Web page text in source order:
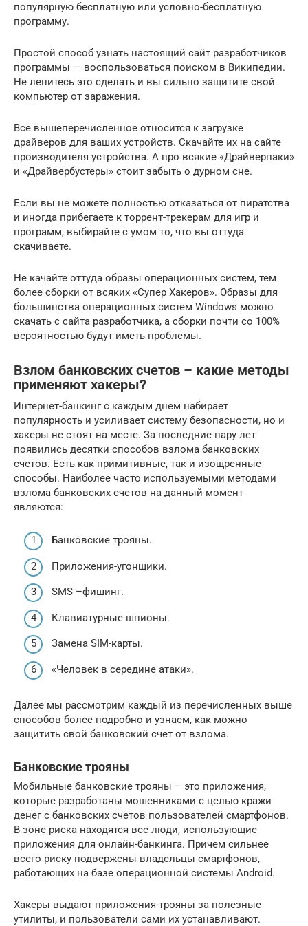
популярную бесплатную или условно-бесплатную
программу.
Простой способ узнать настоящий сайт разработчиков
программы — воспользоваться поиском в Википедии.
Не ленитесь это сделать и вы сильно защитите свой
компьютер от заражения.
Все вышеперечисленное относится к загрузке
драйверов для ваших устройств. Скачайте их на сайте
производителя устройства. А про всякие «Драйверпаки»
и «Драйвербустеры» стоит забыть о дурном сне.
Если вы не можете полностью отказаться от пиратства
и иногда прибегаете к торрент-трекерам для игр и
программ, выбирайте с умом то, что вы оттуда
скачиваете.
Не качайте оттуда образы операционных систем, тем
более сборки от всяких «Супер Хакеров». Образы для
большинства операционных систем Windows можно
скачать с сайта разработчика, а сборки почти со 100%
вероятностью будут иметь проблемы.
Взлом банковских счетов – какие методы
применяют хакеры?
Интернет-банкинг с каждым днем набирает
популярность и усиливает систему безопасности, но и
хакеры не стоят на месте. За последние пару лет
появились десятки способов взлома банковских
счетов. Есть как примитивные, так и изощренные
способы. Наиболее часто используемыми методами
взлома банковских счетов на данный момент
являются:
Банковские трояны.
Приложения-угонщики.
SMS –фишинг.
Клавиатурные шпионы.
Замена SIM-карты.
«Человек в середине атаки».
Далее мы рассмотрим каждый из перечисленных выше
способов более подробно и узнаем, как можно
защитить свой банковский счет от взлома.
Банковские трояны
Мобильные банковские трояны – это приложения,
которые разработаны мошенниками с целью кражи
денег с банковских счетов пользователей смартфонов.
В зоне риска находятся все люди, использующие
приложения для онлайн-банкинга. Причем сильнее
всего риску подвержены владельцы смартфонов,
работающих на базе операционной системы Android.
Хакеры выдают приложения-трояны за полезные
утилиты, и пользователи сами их устанавливают.